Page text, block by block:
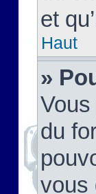
et
Haut
»
du
vous